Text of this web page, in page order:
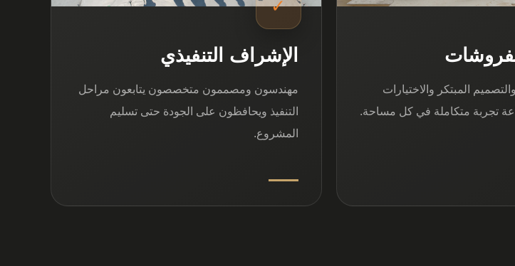
المبتكر والاختيارات
تجربة متكاملة في كل مساحة.
✓
الإشراف التنفيذي
مهندسون ومصممون متخصصون يتابعون مراحل
التنفيذ ويحافظون على الجودة حتى تسليم
المشروع.